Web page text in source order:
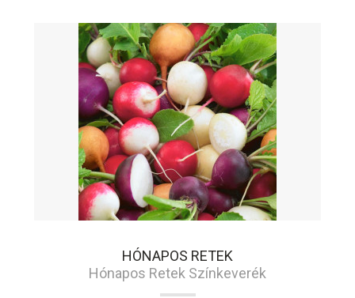
HÓNAPOS RETEK
Hónapos Retek Színkeverék